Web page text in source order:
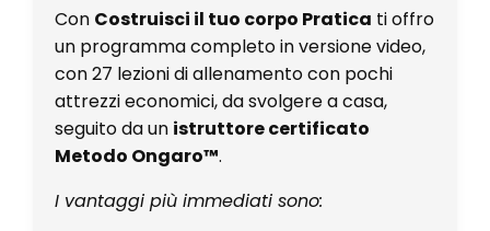
Con Costruisci il tuo corpo Pratica ti offro
un programma completo in versione video,
con 27 lezioni di allenamento con pochi
attrezzi economici, da svolgere a casa,
seguito da un istruttore certificato
Metodo Ongaro™.
I vantaggi più immediati sono: